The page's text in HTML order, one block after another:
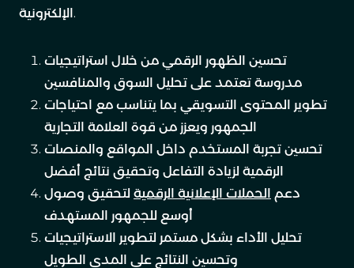
الإلكترونية.
تحسين الظهور الرقمي من خلال استراتيجيات
مدروسة تعتمد على تحليل السوق والمنافسين
تطوير المحتوى التسويقي بما يتناسب مع احتياجات
الجمهور ويعزز من قوة العلامة التجارية
تحسين تجربة المستخدم داخل المواقع والمنصات
الرقمية لزيادة التفاعل وتحقيق نتائج أفضل
دعم
الحملات الإعلانية الرقمية لتحقيق وصول
أوسع للجمهور المستهدف
تحليل الأداء بشكل مستمر لتطوير الاستراتيجيات
وتحسين النتائج على المدى الطويل